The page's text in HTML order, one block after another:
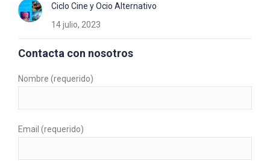
Ciclo Cine y Ocio Alternativo
14 julio, 2023
Contacta con nosotros
Nombre (requerido)
Email (requerido)